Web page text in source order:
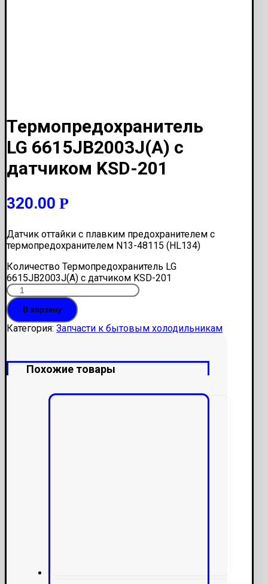
Термопредохранитель
LG 6615JB2003J(A) с
датчиком KSD-201
320.00 Р
Датчик оттайки с плавким предохранителем с
термопредохранителем N13-48115 (HL134)
Количество Термопредохранитель LG
6615JB2003J(A) с датчиком KSD-201
В корзину
Категория: Запчасти к бытовым холодильникам
Похожие товары